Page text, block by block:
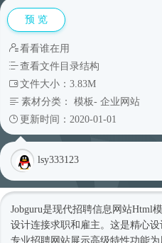
预 览
看看谁在用
查看文件目录结构
文件大小：3.83M
素材分类： 模板- 企业网站
更新时间：2020-01-01
lsy333123
Jobguru是现代招聘信息网站Html
设计连接求职和雇主。这是精心
专业招聘网站展示高级特性功能